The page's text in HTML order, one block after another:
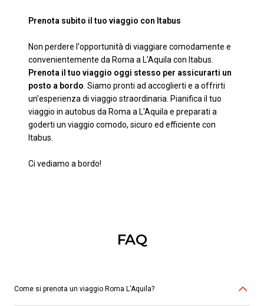
Prenota subito il tuo viaggio con Itabus
Non perdere l'opportunità di viaggiare comodamente e
convenientemente da Roma a L'Aquila con Itabus.
Prenota il tuo viaggio oggi stesso per assicurarti un
posto a bordo . Siamo pronti ad accoglierti e a offrirti
un'esperienza di viaggio straordinaria. Pianifica il tuo
viaggio in autobus da Roma a L'Aquila e preparati a
goderti un viaggio comodo, sicuro ed efficiente con
Itabus.
Ci vediamo a bordo!
FAQ
Come si prenota un viaggio Roma L'Aquila?